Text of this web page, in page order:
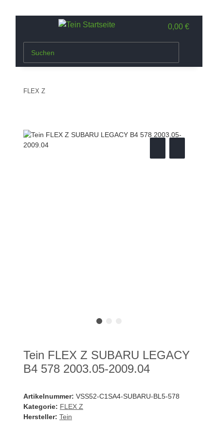
0,00 €
FLEX Z
Tein FLEX Z SUBARU LEGACY
B4 578 2003.05-2009.04
Artikelnummer: VSS52-C1SA4-SUBARU-BL5-578
Kategorie: FLEX Z
Hersteller: Tein